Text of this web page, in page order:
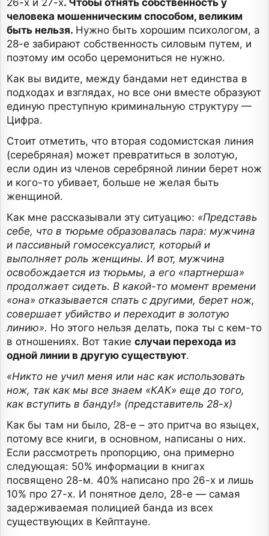
26-х и 27-х. Чтобы отнять собственность у
человека мошенническим способом, великим
быть нельзя. Нужно быть хорошим психологом, а
28-е забирают собственность силовым путем, и
поэтому им особо церемониться не нужно.
Как вы видите, между бандами нет единства в
подходах и взглядах, но все они вместе образуют
единую преступную криминальную структуру —
Цифра.
Стоит отметить, что вторая содомистская линия
(серебряная) может превратиться в золотую,
если один из членов серебряной линии берет нож
и кого-то убивает, больше не желая быть
женщиной.
Как мне рассказывали эту ситуацию: «Представь
себе, что в тюрьме образовалась пара: мужчина
и пассивный гомосексуалист, который и
выполняет роль женщины. И вот, мужчина
освобождается из тюрьмы, а его «партнерша»
продолжает сидеть. В какой-то момент времени
«она» отказывается спать с другими, берет нож,
совершает убийство и переходит в золотую
линию». Но этого нельзя делать, пока ты с кем-то
в отношениях. Вот такие случаи перехода из
одной линии в другую существуют.
«Никто не учил меня или нас как использовать
нож, так как мы все знаем «КАК» еще до того,
как вступить в банду!» (представитель 28-х)
Как бы там ни было, 28-е – это притча во языцех,
потому все книги, в основном, написаны о них.
Если рассмотреть пропорцию, она примерно
следующая: 50% информации в книгах
посвящено 28-м. 40% написано про 26-х и лишь
10% про 27-х. И понятное дело, 28-е — самая
задерживаемая полицией банда из всех
существующих в Кейптауне.